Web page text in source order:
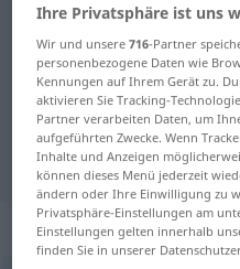
Deutsch-Kroatisch
Deutsch-
"Kacke"
"Kacke"
„Kacke“:
Ihre Privatsphäre ist uns
Wir und unsere716-Partner
personenbezogene Daten wie
Kennungen auf Ihrem Gerät zu.
aktivieren Sie Tracking-
Partner verarbeiten Daten, um
aufgeführten Zwecke. Wenn
Inhalte und Anzeigen
können dieses Menü jederzeit
ändern oder Ihre Einwilligung zu
Privatsphäre-Einstellungen am
Einstellungen gelten innerhalb
finden Sie in unserer